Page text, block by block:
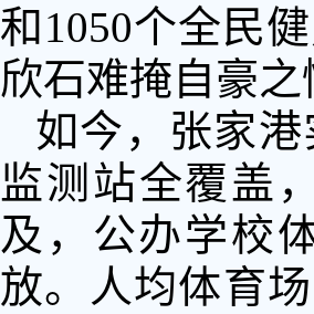
和1050个全民
欣石难掩自豪之
如今，张家
监测站全覆盖
及，公办学校
放。人均体育